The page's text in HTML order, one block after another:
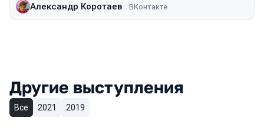
Александр Коротаев ВКонтакте
Другие выступления
Все 2021 2019